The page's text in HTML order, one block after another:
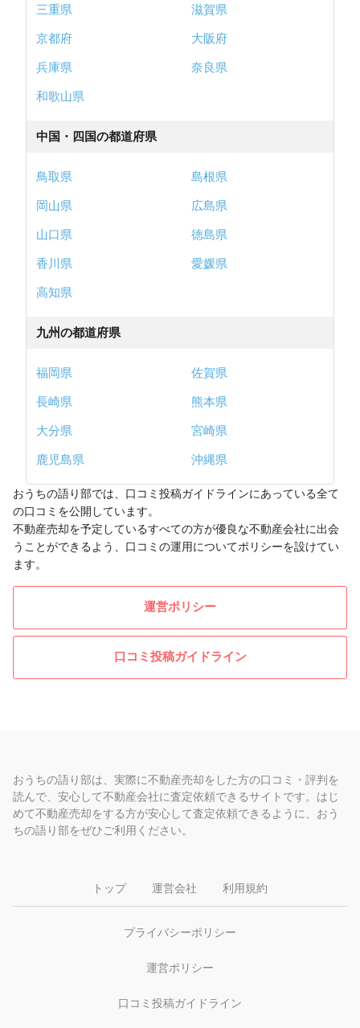
三重県
滋賀県
京都府
大阪府
兵庫県
奈良県
和歌山県
中国・四国の都道府県
鳥取県
島根県
岡山県
広島県
山口県
徳島県
香川県
愛媛県
高知県
九州の都道府県
福岡県
佐賀県
長崎県
熊本県
大分県
宮崎県
鹿児島県
沖縄県
おうちの語り部では、口コミ投稿ガイドラインにあっている全て
の口コミを公開しています。
不動産売却を予定しているすべての方が優良な不動産会社に出会
うことができるよう、口コミの運用についてポリシーを設けてい
ます。
運営ポリシー
口コミ投稿ガイドライン
おうちの語り部は、実際に不動産売却をした方の口コミ・評判を
読んで、安心して不動産会社に査定依頼できるサイトです。はじ
めて不動産売却をする方が安心して査定依頼できるように、おう
ちの語り部をぜひご利用ください。
トップ 運営会社 利用規約
プライバシーポリシー
運営ポリシー
口コミ投稿ガイドライン